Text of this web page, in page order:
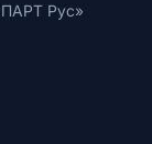
Рус»